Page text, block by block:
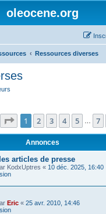
oleocene.org
Ressources diverses
Page 1sur7
1 2 3 4 5 7
Annonces
articles de presse
KodxUptres « 10 déc. 2025, 16:40
Eric « 25 avr. 2010, 14:46